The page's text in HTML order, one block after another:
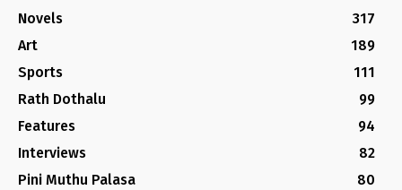
Novels
317
Art
189
Sports
111
Rath Dothalu
99
Features
94
Interviews
82
Pini Muthu Palasa
80